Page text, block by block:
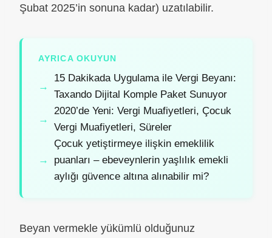
Şubat 2025’in sonuna kadar) uzatılabilir.
AYRICA OKUYUN
15 Dakikada Uygulama ile Vergi Beyanı:
Taxando Dijital Komple Paket Sunuyor
2020’de Yeni: Vergi Muafiyetleri, Çocuk
Vergi Muafiyetleri, Süreler
Çocuk yetiştirmeye ilişkin emeklilik
puanları – ebeveynlerin yaşlılık emekli
aylığı güvence altına alınabilir mi?
Beyan vermekle yükümlü olduğunuz